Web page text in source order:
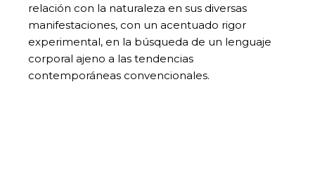
relación con la naturaleza en sus diversas
manifestaciones, con un acentuado rigor
experimental, en la búsqueda de un lenguaje
corporal ajeno a las tendencias
contemporáneas convencionales.